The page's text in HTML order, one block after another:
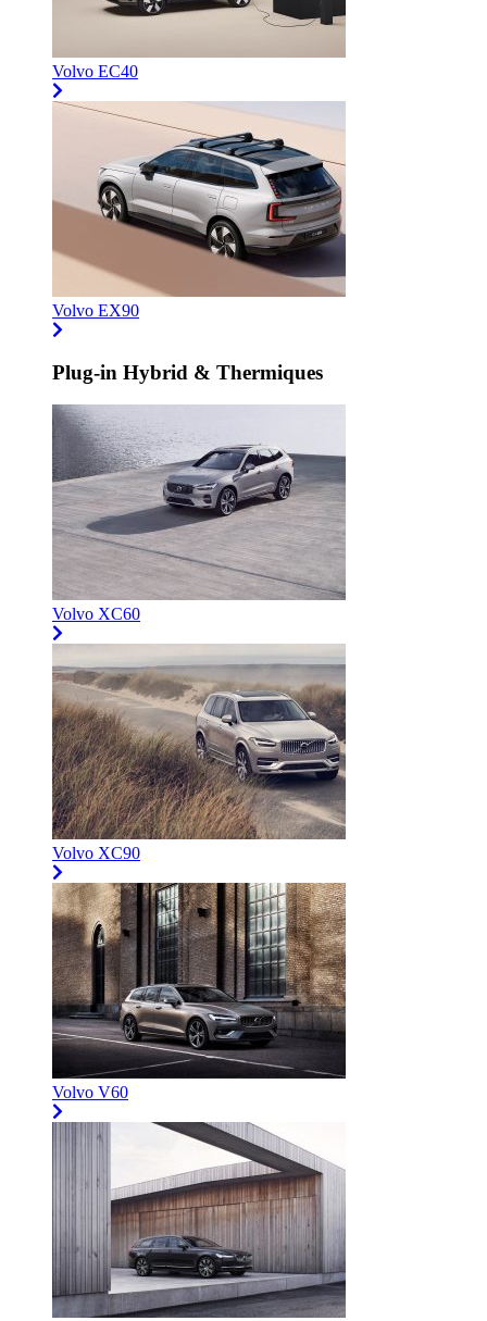
Volvo EC40
Volvo EX90
Plug-in Hybrid & Thermiques
Volvo XC60
Volvo XC90
Volvo V60